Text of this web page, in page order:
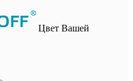
Цвет Вашей